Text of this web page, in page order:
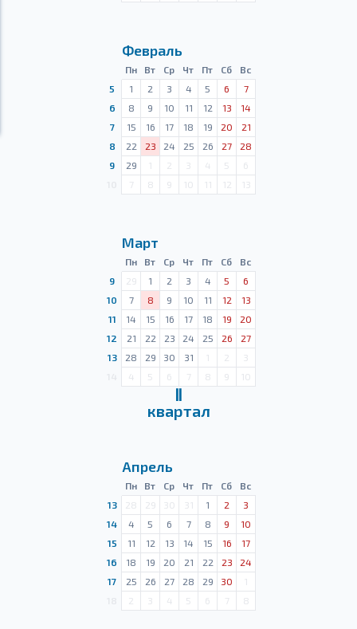
Февраль
Пн Вт Ср Чт Пт Сб
Вс
5
1 2 3 4 5 6
7
6
8 9 10 11 12 13
14
7
15 16 17 18 19 20
21
8
22 23 24 25 26 27
28
9
29 1 2 3 4 5
6
7 8 9 10 11 12 13
Март
Пн Вт Ср Чт Пт Сб
Вс
9
29 1 2 3 4 5
6
10
7 8 9 10 11 12
13
11
14 15 16 17 18 19
20
12
21 22 23 24 25 26
27
13
28 29 30 31 1 2
3
4 5 6 7 8 9 10
Ⅱ
квартал
Апрель
Пн Вт Ср Чт Пт Сб
Вс
13
28 29 30 31 1 2
3
14
4 5 6 7 8 9
10
15
11 12 13 14 15 16
17
16
18 19 20 21 22 23
24
17
25 26 27 28 29 30
1
2 3 4 5 6 7 8